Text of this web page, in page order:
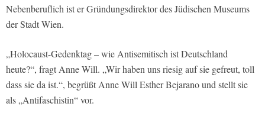
Nebenberuflich ist er Gründungsdirektor des Jüdischen Museums
der Stadt Wien.
„Holocaust-Gedenktag – wie Antisemitisch ist Deutschland
heute?“, fragt Anne Will. „Wir haben uns riesig auf sie gefreut, toll
dass sie da ist.“, begrüßt Anne Will Esther Bejarano und stellt sie
als „Antifaschistin“ vor.